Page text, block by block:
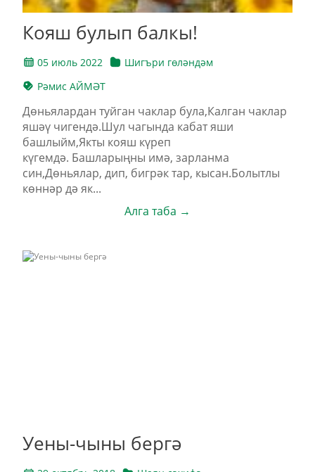
Кояш булып балкы!
05 июль 2022
Шигъри гөләндәм
Рәмис АЙМӘТ
Дөньялардан туйган чаклар була,Калган чаклар
яшәү чигендә.Шул чагында кабат яши
башлыйм,Якты кояш күреп
күгемдә. Башларыңны имә, зарланма
син,Дөньялар, дип, бигрәк тар, кысан.Болытлы
көннәр дә як...
Алга таба →
Уены-чыны бергә